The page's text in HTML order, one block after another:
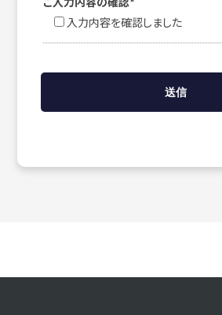
入力内容を確認しました